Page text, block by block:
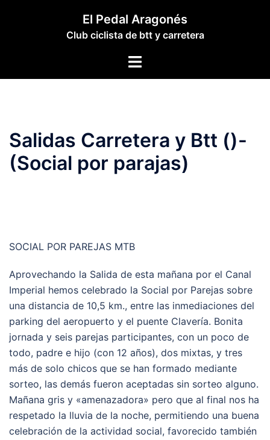
El Pedal Aragonés
Club ciclista de btt y carretera
Alternar
Salidas Carretera y Btt ()-
(Social por parajas)
SOCIAL POR PAREJAS MTB
Aprovechando la Salida de esta mañana por el Canal
Imperial hemos celebrado la Social por Parejas sobre
una distancia de 10,5 km., entre las inmediaciones del
parking del aeropuerto y el puente Clavería. Bonita
jornada y seis parejas participantes, con un poco de
todo, padre e hijo (con 12 años), dos mixtas, y tres
más de solo chicos que se han formado mediante
sorteo, las demás fueron aceptadas sin sorteo alguno.
Mañana gris y «amenazadora» pero que al final nos ha
respetado la lluvia de la noche, permitiendo una buena
celebración de la actividad social, favorecido también